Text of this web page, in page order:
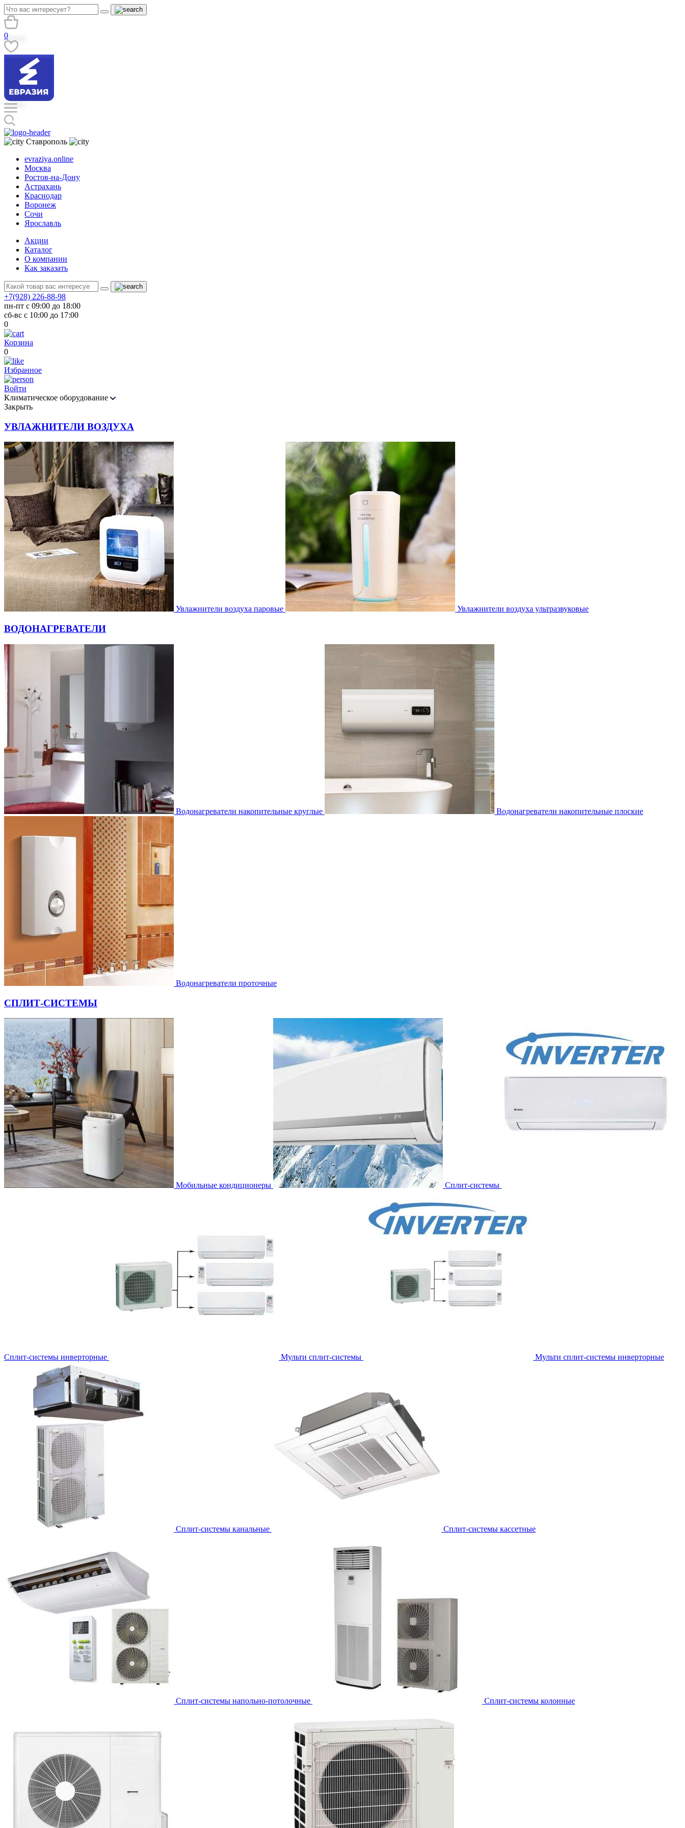
0
Ставрополь
evraziya.online
Москва
Ростов-на-Дону
Астрахань
Краснодар
Воронеж
Сочи
Ярославль
Акции
Каталог
О компании
Как заказать
+7(928) 226-88-98
пн-пт с 09:00 до 18:00
сб-вс с 10:00 до 17:00
0
Корзина
0
Избранное
Войти
Климатическое оборудование
Закрыть
УВЛАЖНИТЕЛИ ВОЗДУХА
Увлажнители воздуха паровые Увлажнители воздуха ультразвуковые
ВОДОНАГРЕВАТЕЛИ
Водонагреватели накопительные круглые Водонагреватели накопительные плоские
Водонагреватели проточные
СПЛИТ-СИСТЕМЫ
Мобильные кондиционеры Сплит-системы
Сплит-системы инверторные Мульти сплит-системы Мульти сплит-системы инверторные
Сплит-системы канальные Сплит-системы кассетные
Сплит-системы напольно-потолочные Cплит-системы колонные